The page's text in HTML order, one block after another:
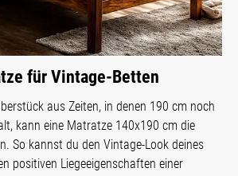
für Vintage-Betten
aus Zeiten, in denen 190 cm noch
kann eine Matratze 140x190 cm die
So kannst du den Vintage-Look deines
positiven Liegeeigenschaften einer